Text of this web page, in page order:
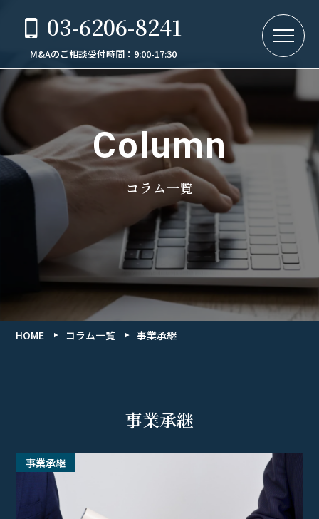
03-6206-8241
M&Aのご相談受付時間：9:00-17:30
Column
コラム一覧
HOME コラム一覧 事業承継
事業承継
事業承継